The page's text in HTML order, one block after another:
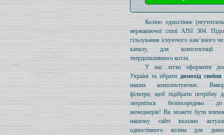
Коліно одностінне
нержавіючої сталі AISI 304.
гільзування існуючого кам’яного
каналу, для комплектації
твердопаливного котла.
У нас легко оформити
Україні та зібрати димохід
наших комплектуючих.
фільтри, щоб підібрати потрібну
зверніться безпосередньо
менеджерів! Ви можете бути
нашому сайті вказано
одностінного коліна для